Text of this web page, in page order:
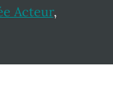
Acteur,